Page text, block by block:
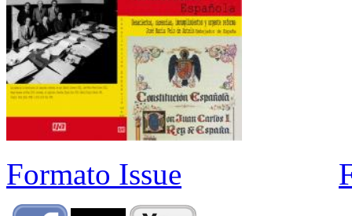
Formato Issue